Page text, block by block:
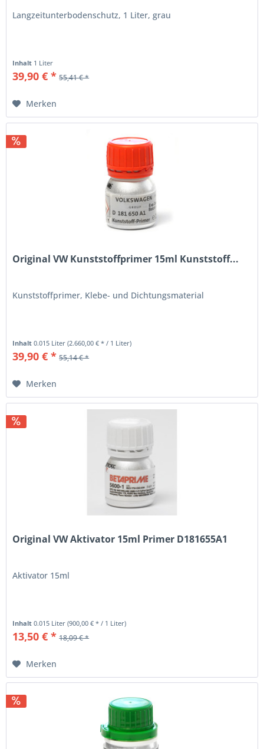
Langzeitunterbodenschutz, 1 Liter, grau
Inhalt 1 Liter
39,90 € * 55,41 € *
Merken
Original VW Kunststoffprimer 15ml Kunststoff...
Kunststoffprimer, Klebe- und Dichtungsmaterial
Inhalt0.015 Liter(2.660,00 € * / 1 Liter)
39,90 € * 55,14 € *
Merken
Original VW Aktivator 15ml Primer D181655A1
Aktivator 15ml
Inhalt0.015 Liter(900,00 € * / 1 Liter)
13,50 € * 18,09 € *
Merken